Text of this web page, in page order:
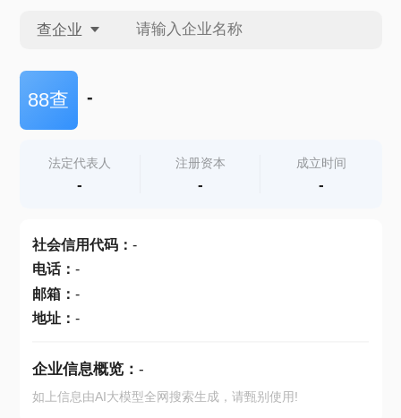
查企业
查企业
查产地
88查 -
法定代表人
-
注册资本
-
成立时间
-
社会信用代码： -
电话： -
邮箱： -
地址： -
企业信息概览： -
如上信息由AI大模型全网搜索生成，请甄别使用!